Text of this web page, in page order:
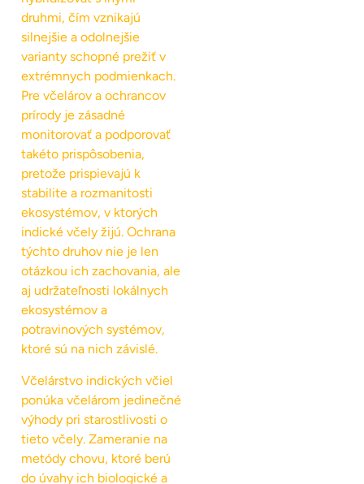
druhmi, čím vznikajú
silnejšie a odolnejšie
varianty schopné prežiť v
extrémnych podmienkach.
Pre včelárov a ochrancov
prírody je zásadné
monitorovať a podporovať
takéto prispôsobenia,
pretože prispievajú k
stabilite a rozmanitosti
ekosystémov, v ktorých
indické včely žijú. Ochrana
týchto druhov nie je len
otázkou ich zachovania, ale
aj udržateľnosti lokálnych
ekosystémov a
potravinových systémov,
ktoré sú na nich závislé.
Včelárstvo indických včiel
ponúka včelárom jedinečné
výhody pri starostlivosti o
tieto včely. Zameranie na
metódy chovu, ktoré berú
do úvahy ich biologické a